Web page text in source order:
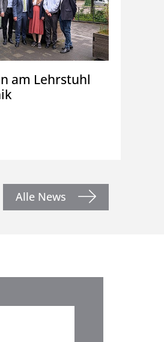
am Lehrstuhl
Alle News